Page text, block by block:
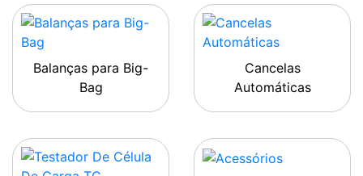
Balanças para Big-
Bag
Cancelas
Automáticas